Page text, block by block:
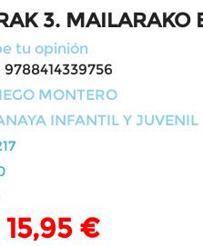
3. MAILARAKO
tu opinión
9788414339756
MONTERO
INFANTIL Y JUVENIL
€